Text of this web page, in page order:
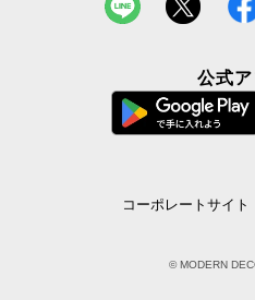
公式ア
コーポレートサイト
© MODERN